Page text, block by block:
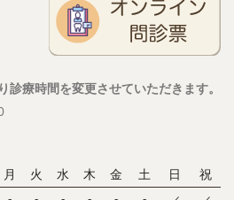
診療時間を変更させていただきます。
月 火 水 木 金 土 日
祝